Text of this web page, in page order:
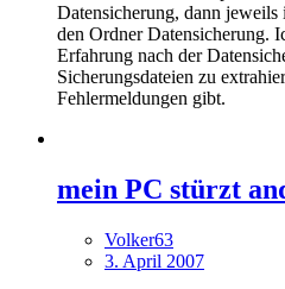
Datensicherung, dann
den Ordner Datensicherung.
Erfahrung nach der
Sicherungsdateien zu
Fehlermeldungen gibt.
mein PC stürzt
Volker63
3. April 2007